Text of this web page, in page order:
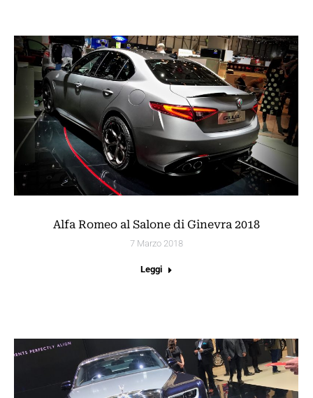
Alfa Romeo al Salone di Ginevra 2018
7 Marzo 2018
Leggi